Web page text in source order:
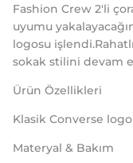
Fashion Crew 2'li
uyumu
logosu
sokak stilini devam
Ürün Özellikleri
Klasik Converse
Materyal & Bakım